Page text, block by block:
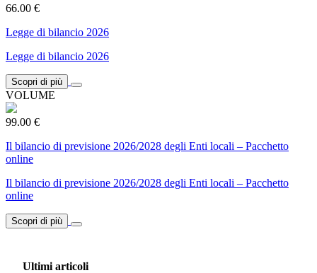
66.00 €
Legge di bilancio 2026
Legge di bilancio 2026
Scopri di più
VOLUME
99.00 €
Il bilancio di previsione 2026/2028 degli Enti locali – Pacchetto
online
Il bilancio di previsione 2026/2028 degli Enti locali – Pacchetto
online
Scopri di più
Ultimi articoli